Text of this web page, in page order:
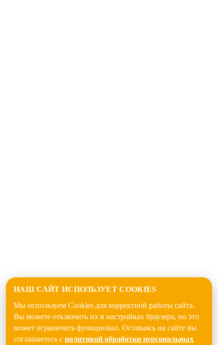
НАШ САЙТ ИСПОЛЬЗУЕТ COOKIES
Мы используем Cookies для корректной работы сайта.
Вы можете отключить их в настройках браузера, но это
может ограничить функционал. Оставаясь на сайте вы
соглашаетесь с политикой обработки персональных